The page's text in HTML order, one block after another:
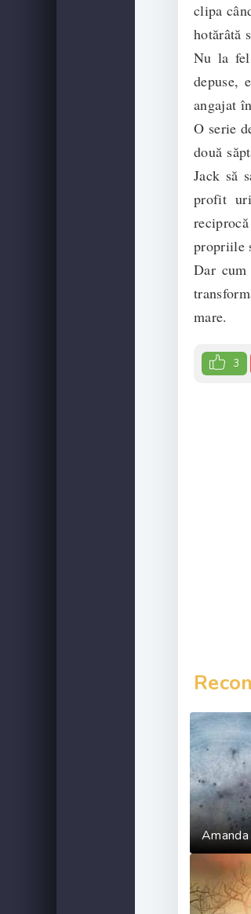
clipa
hotărâtă
Nu la
depuse,
angajat
O serie
două
Jack să
profit
propriile
Dar cum
mare.
3